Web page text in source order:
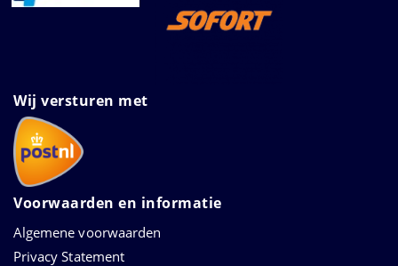
Wij versturen met
Voorwaarden en informatie
Algemene voorwaarden
Privacy Statement